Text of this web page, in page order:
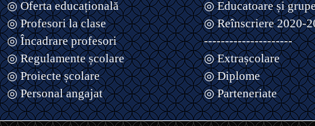
◎ Oferta educațională
◎ Profesori la clase
◎ Încadrare profesori
◎ Regulamente școlare
◎ Proiecte școlare
◎ Personal angajat
◎ Educatoare și
◎ Reînscriere 2020-
---------------------
◎ Extrașcolare
◎ Diplome
◎ Parteneriate